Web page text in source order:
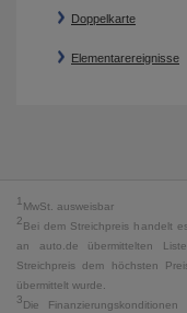
Doppelkarte
Elementarereignisse
1 MwSt. ausweisbar
2Bei dem Streichpreis handelt
an auto.de übermittelten
Streichpreis dem höchsten
übermittelt wurde.
3Die